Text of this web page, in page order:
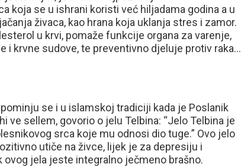
koja se u ishrani koristi već hiljadama godina a u
živaca, kao hrana koja uklanja stres i zamor.
u krvi, pomaže funkcije organa za varenje,
i krvne sudove, te preventivno djeluje protiv raka…
se i u islamskoj tradiciji kada je Poslanik
ve sellem, govorio o jelu Telbina: “Jelo Telbina je
srca koje mu odnosi dio tuge.” Ovo jelo
utiče na živce, lijek je za depresiju i
ovog jela jeste integralno ječmeno brašno.